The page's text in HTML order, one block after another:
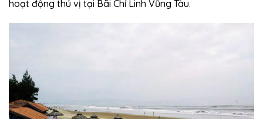
hoạt động thú vị tại Bãi Chí Linh Vũng Tàu.